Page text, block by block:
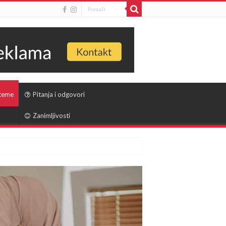
Pitanja i odgovori
Zanimljivosti